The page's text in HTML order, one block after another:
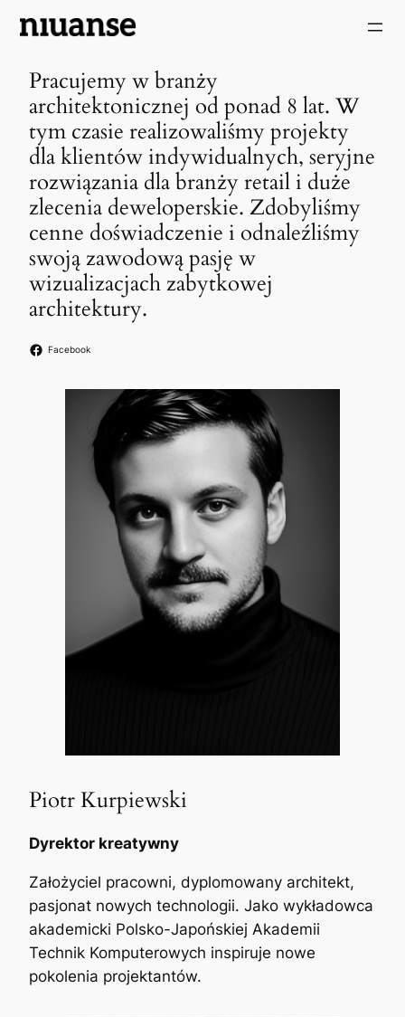
Przejdź
do
Pracujemy w branży
architektonicznej od ponad 8 lat. W
tym czasie realizowaliśmy projekty
dla klientów indywidualnych, seryjne
rozwiązania dla branży retail i duże
zlecenia deweloperskie. Zdobyliśmy
cenne doświadczenie i odnaleźliśmy
swoją zawodową pasję w
wizualizacjach zabytkowej
architektury.
Facebook
Piotr Kurpiewski
Dyrektor kreatywny
Założyciel pracowni, dyplomowany architekt,
pasjonat nowych technologii. Jako wykładowca
akademicki Polsko-Japońskiej Akademii
Technik Komputerowych inspiruje nowe
pokolenia projektantów.